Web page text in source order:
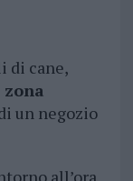
di cane,
un negozio